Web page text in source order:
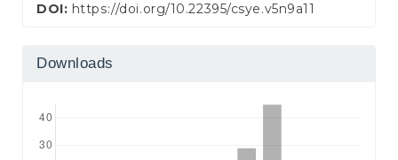
DOI: https://doi.org/10.22395/csye.v5n9a11
Downloads